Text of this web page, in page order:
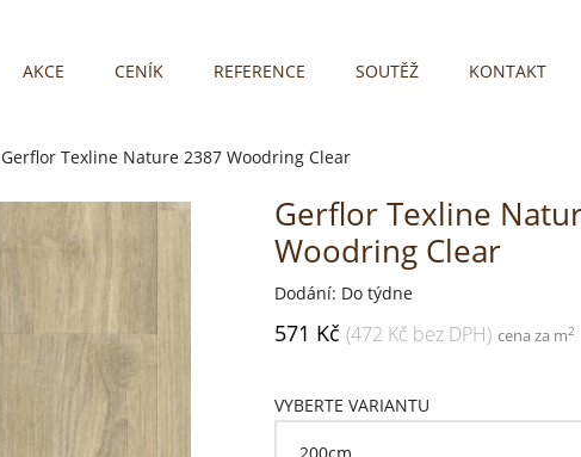
AKCE CENÍK REFERENCE SOUTĚŽ KONTAKT
Gerflor Texline Nature 2387 Woodring Clear
Gerflor Texline
Woodring Clear
Dodání: Do týdne
571 Kč (472 Kč bez DPH) cena za m2
VYBERTE VARIANTU